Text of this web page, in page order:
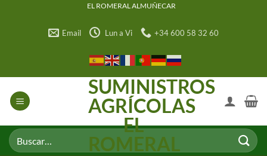
EL ROMERAL ALMUÑECAR
Email Lun a Vi +34 600 58 32 60
SUMINISTROS
AGRÍCOLAS
EL
ROMERAL
Buscar
por: